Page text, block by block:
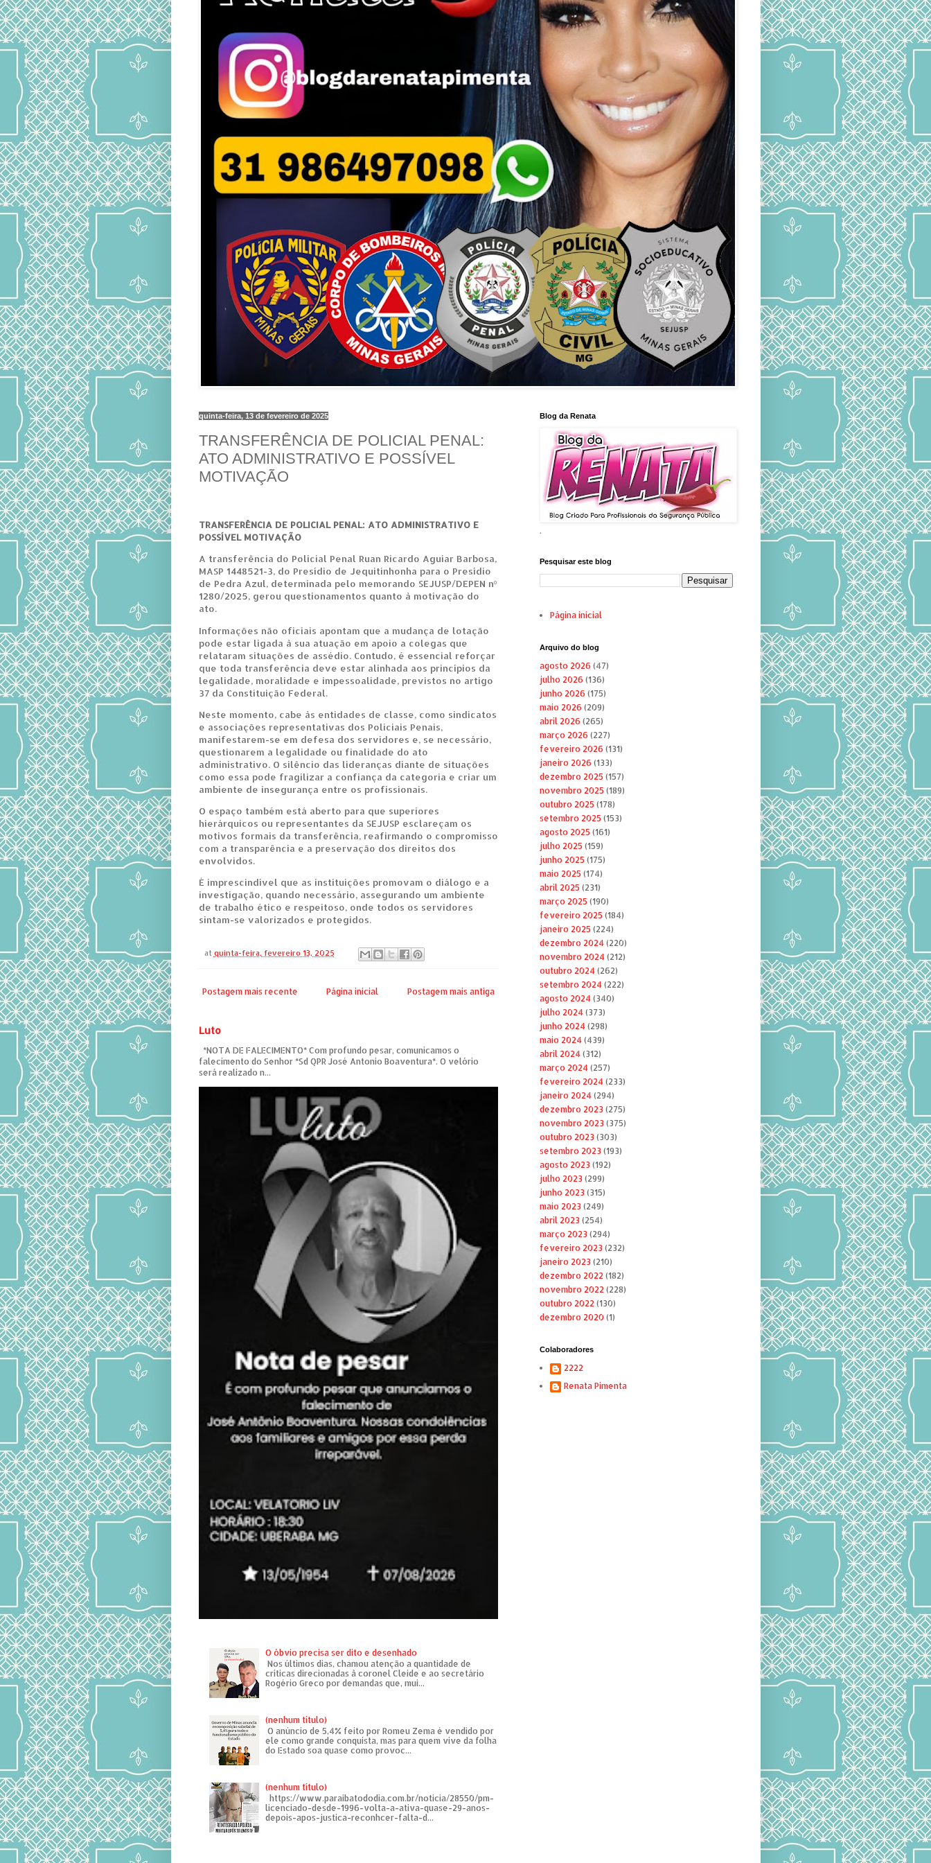
quinta-feira, 13 de fevereiro de 2025
TRANSFERÊNCIA DE POLICIAL PENAL:
ATO ADMINISTRATIVO E POSSÍVEL
MOTIVAÇÃO
TRANSFERÊNCIA DE POLICIAL PENAL: ATO ADMINISTRATIVO E
POSSÍVEL MOTIVAÇÃO
A transferência do Policial Penal Ruan Ricardo Aguiar Barbosa,
MASP 1448521-3, do Presídio de Jequitinhonha para o Presídio
de Pedra Azul, determinada pelo memorando SEJUSP/DEPEN nº
1280/2025, gerou questionamentos quanto à motivação do
ato.
Informações não oficiais apontam que a mudança de lotação
pode estar ligada à sua atuação em apoio a colegas que
relataram situações de assédio. Contudo, é essencial reforçar
que toda transferência deve estar alinhada aos princípios da
legalidade, moralidade e impessoalidade, previstos no artigo
37 da Constituição Federal.
Neste momento, cabe às entidades de classe, como sindicatos
e associações representativas dos Policiais Penais,
manifestarem-se em defesa dos servidores e, se necessário,
questionarem a legalidade ou finalidade do ato
administrativo. O silêncio das lideranças diante de situações
como essa pode fragilizar a confiança da categoria e criar um
ambiente de insegurança entre os profissionais.
O espaço também está aberto para que superiores
hierárquicos ou representantes da SEJUSP esclareçam os
motivos formais da transferência, reafirmando o compromisso
com a transparência e a preservação dos direitos dos
envolvidos.
É imprescindível que as instituições promovam o diálogo e a
investigação, quando necessário, assegurando um ambiente
de trabalho ético e respeitoso, onde todos os servidores
sintam-se valorizados e protegidos.
at quinta-feira, fevereiro 13, 2025
Postagem mais recente Postagem mais antiga
Página inicial
Luto
*NOTA DE FALECIMENTO* Com profundo pesar, comunicamos o
falecimento do Senhor *Sd QPR José Antonio Boaventura*. O velório
será realizado n...
O óbvio precisa ser dito e desenhado
Nos últimos dias, chamou atenção a quantidade de
críticas direcionadas à coronel Cleide e ao secretário
Rogério Greco por demandas que, mui...
(nenhum título)
O anúncio de 5,4% feito por Romeu Zema é vendido por
ele como grande conquista, mas para quem vive da folha
do Estado soa quase como provoc...
(nenhum título)
https://www.paraibatododia.com.br/noticia/28550/pm-
licenciado-desde-1996-volta-a-ativa-quase-29-anos-
depois-apos-justica-reconhcer-falta-d...
Blog da Renata
.
Pesquisar este blog
Página inicial
Arquivo do blog
agosto 2026 (47)
julho 2026 (136)
junho 2026 (175)
maio 2026 (209)
abril 2026 (265)
março 2026 (227)
fevereiro 2026 (131)
janeiro 2026 (133)
dezembro 2025 (157)
novembro 2025 (189)
outubro 2025 (178)
setembro 2025 (153)
agosto 2025 (161)
julho 2025 (159)
junho 2025 (175)
maio 2025 (174)
abril 2025 (231)
março 2025 (190)
fevereiro 2025 (184)
janeiro 2025 (224)
dezembro 2024 (220)
novembro 2024 (212)
outubro 2024 (262)
setembro 2024 (222)
agosto 2024 (340)
julho 2024 (373)
junho 2024 (298)
maio 2024 (439)
abril 2024 (312)
março 2024 (257)
fevereiro 2024 (233)
janeiro 2024 (294)
dezembro 2023(275)
novembro 2023(375)
outubro 2023(303)
setembro 2023(193)
agosto 2023(192)
julho 2023(299)
junho 2023(315)
maio 2023(249)
abril 2023(254)
março 2023(294)
fevereiro 2023(232)
janeiro 2023(210)
dezembro 2022(182)
novembro 2022(228)
outubro 2022(130)
dezembro 2020(1)
Colaboradores
2222
Renata Pimenta